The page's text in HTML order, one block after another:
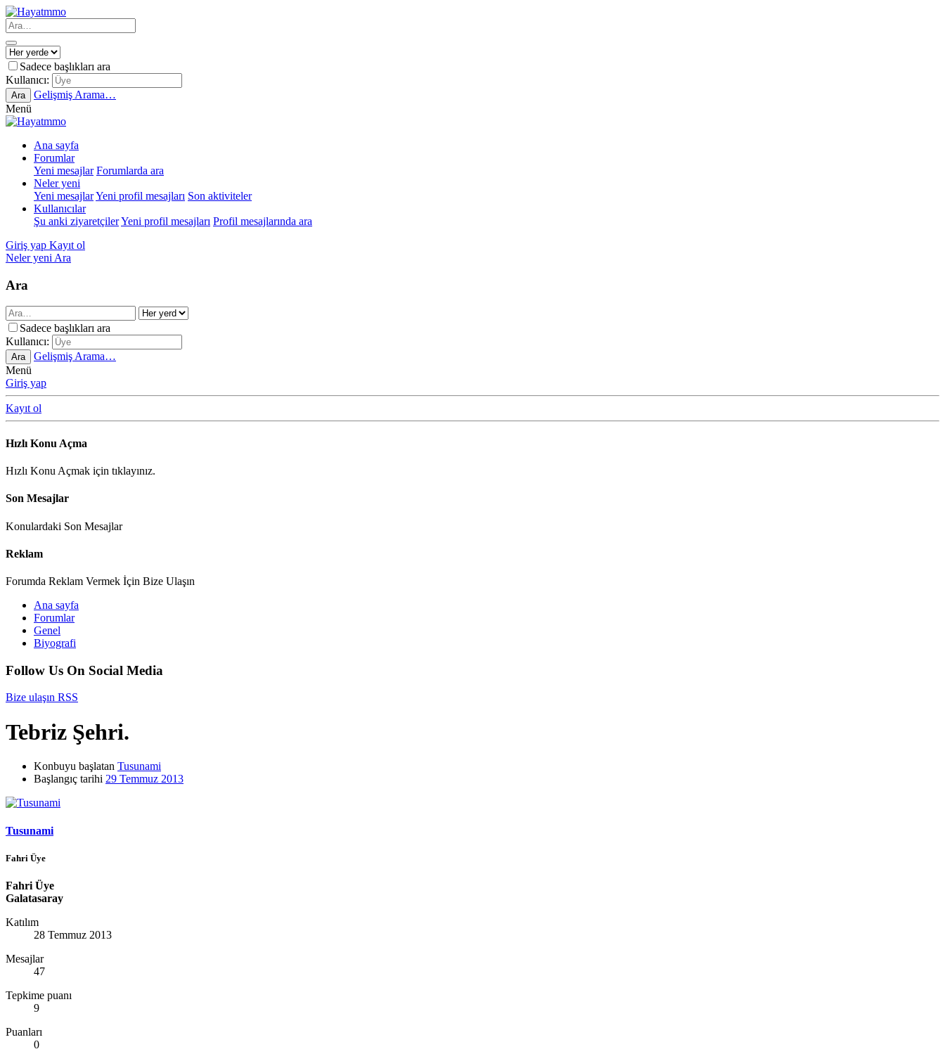
Sadece başlıkları ara
Kullanıcı:
Ara
Gelişmiş Arama…
Menü
Ana sayfa
Forumlar
Yeni mesajlar Forumlarda ara
Neler yeni
Yeni mesajlarYeni profil mesajları Son aktiviteler
Kullanıcılar
Şu anki ziyaretçilerYeni profil mesajları Profil mesajlarında ara
Giriş yap Kayıt ol
Neler yeni Ara
Ara
Sadece başlıkları ara
Kullanıcı:
Ara
Gelişmiş Arama…
Menü
Giriş yap
Kayıt ol
Hızlı Konu Açma
Hızlı Konu Açmak için tıklayınız.
Son Mesajlar
Konulardaki Son Mesajlar
Reklam
Forumda Reklam Vermek İçin Bize Ulaşın
Ana sayfa
Forumlar
Genel
Biyografi
Follow Us On Social Media
Bize ulaşın RSS
Tebriz Şehri.
Konbuyu başlatan Tusunami
Başlangıç tarihi 29 Temmuz 2013
Tusunami
Fahri Üye
Fahri Üye
Galatasaray
Katılım
28 Temmuz 2013
Mesajlar
47
Tepkime puanı
9
Puanları
0